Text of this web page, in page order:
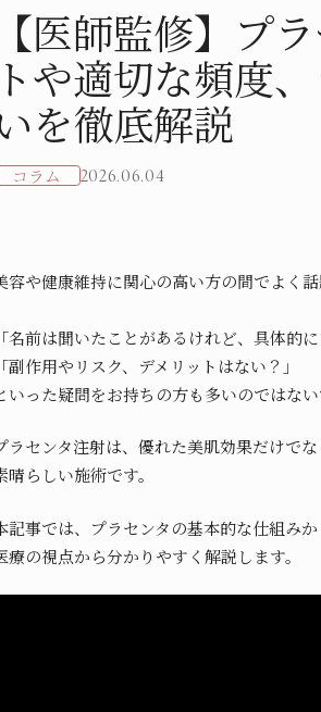
美容点滴
医療脱毛
【医師監修】プ
トや適切な頻度
を徹底解説
コラム 2026.06.04
容や健康維持に関心の高い方の間でよく
「名前は聞いたことがあるけれど、具体的
「副作用やリスク、デメリットはない？」
いった疑問をお持ちの方も多いのではない
ラセンタ注射は、優れた美肌効果だけで
晴らしい施術です。
記事では、プラセンタの基本的な仕組み
療の視点から分かりやすく解説します。